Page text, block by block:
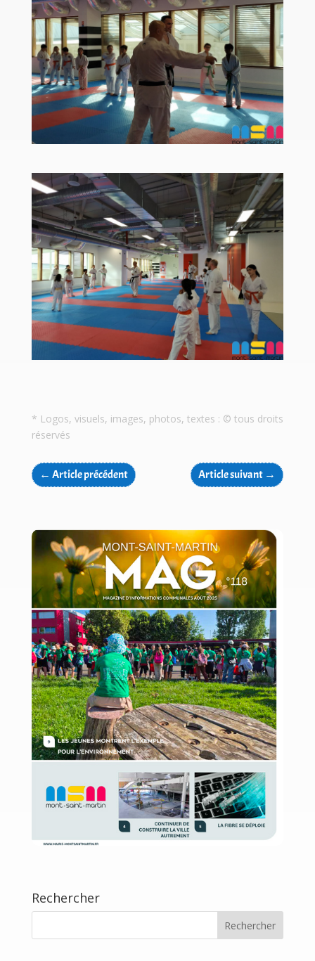
* Logos, visuels, images, photos, textes : © tous droits
réservés
← Article précédent Article suivant →
Rechercher